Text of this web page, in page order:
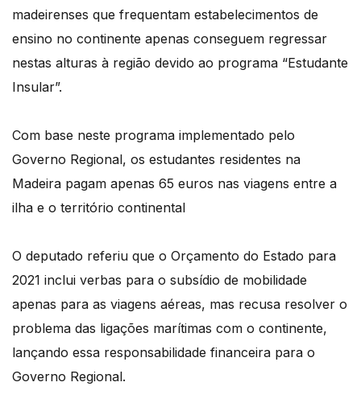
madeirenses que frequentam estabelecimentos de
ensino no continente apenas conseguem regressar
nestas alturas à região devido ao programa “Estudante
Insular”.
Com base neste programa implementado pelo
Governo Regional, os estudantes residentes na
Madeira pagam apenas 65 euros nas viagens entre a
ilha e o território continental
O deputado referiu que o Orçamento do Estado para
2021 inclui verbas para o subsídio de mobilidade
apenas para as viagens aéreas, mas recusa resolver o
problema das ligações marítimas com o continente,
lançando essa responsabilidade financeira para o
Governo Regional.